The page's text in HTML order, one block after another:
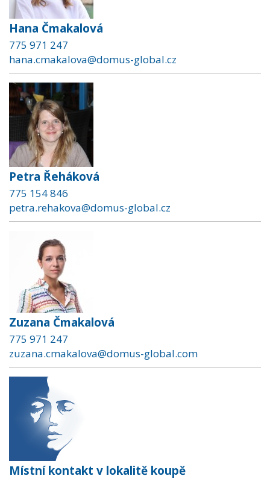
Hana Čmakalová
775 971 247
hana.cmakalova@domus-global.cz
Petra Řeháková
775 154 846
petra.rehakova@domus-global.cz
Zuzana Čmakalová
775 971 247
zuzana.cmakalova@domus-global.com
Místní kontakt v lokalitě koupě